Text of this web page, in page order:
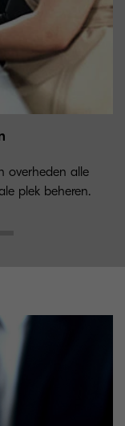
overheden alle
plek beheren.